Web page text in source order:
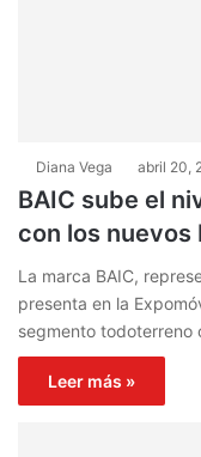
Diana Vega abril 20,
BAIC sube el
con los nuevos
La marca BAIC,
presenta en la
segmento todoterreno
Leer más »